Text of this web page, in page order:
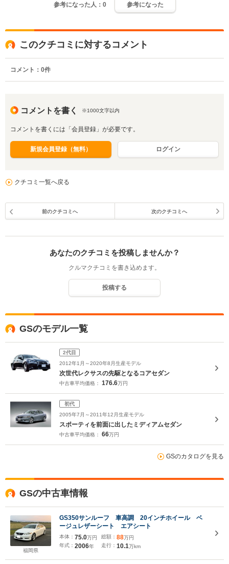
参考になった人： 0 参考になった
このクチコミに対するコメント
コメント： 0件
コメントを書く ※1000文字以内
コメントを書くには「会員登録」が必要です。
新規会員登録（無料） ログイン
クチコミ一覧へ戻る
前のクチコミへ 次のクチコミへ
あなたのクチコミを投稿しませんか？
クルマクチコミを書き込めます。
投稿する
GSのモデル一覧
2代目
2012年1月～2020年8月生産モデル
次世代レクサスの先駆となるコアセダン
中古車平均価格： 176.6万円
初代
2005年7月～2011年12月生産モデル
スポーティを前面に出したミディアムセダン
中古車平均価格： 66万円
GSのカタログを見る
GSの中古車情報
福岡県
GS350サンルーフ 車高調 20インチホイール ベ
ージュレザーシート エアシート
本体： 75.0万円
年式： 2006年
総額： 88万円
走行： 10.1万km